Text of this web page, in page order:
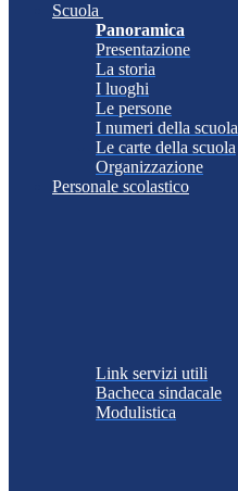
Scuola
Panoramica
Presentazione
La storia
I luoghi
Le persone
I numeri della scuola
Le carte della scuola
Organizzazione
Personale scolastico
Link servizi utili
Bacheca sindacale
Modulistica